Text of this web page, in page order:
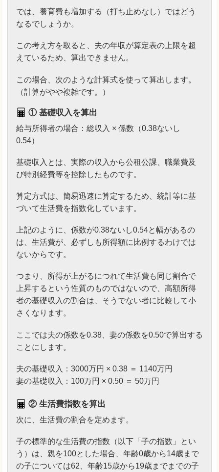
では、養育費も増加する（打ち止めなし）ではどう
なるでしょうか。
この考え方を取ると、夫の年収が算定表の上限を超
えているため、算出できません。
この場合、次のような計算式を使って算出します。
（計算がやや複雑です。）
① 基礎収入を算出
給与所得者の場合：総収入 × 係数（0.38ないし
0.54）
基礎収入とは、実際の収入から公租公課、職業費及
び特別経費等を控除したものです。
算定方式は、簡易迅速に算定するため、統計等に基
づいて生活費を指数化しています。
上記のように、係数が0.38ないし0.54と幅があるの
は、生活費が、必ずしも所得額に比例するわけでは
ないからです。
つまり、所得が上がるにつれて生活費も同じ割合で
上昇するという性質のものではないので、高額所得
者の基礎収入の割合は、そうでない者に比較して小
さくなります。
ここでは夫の係数を0.38、妻の係数を0.50で算出する
ことにします。
夫の基礎収入：3000万円 × 0.38 ＝ 1140万円
妻の基礎収入：100万円 × 0.50 ＝ 50万円
② 生活費指数を算出
次に、生活費の割合を定めます。
子の標準的な生活費の指数（以下「子の指数」とい
う）は、親を100とした場合、年齢0歳から14歳まで
の子については62、年齢15歳から19歳までまでの子